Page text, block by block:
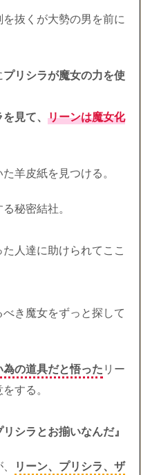
抜くが大勢の男を前に
プリシラが魔女の力を使
見て、 リーンは魔女化
羊皮紙を見つける。
秘密結社。
人達に助けられてここ
き魔女をずっと探して
の道具だと悟ったリー
する。
シラとお揃いなんだ』
リーン、プリシラ、ザ